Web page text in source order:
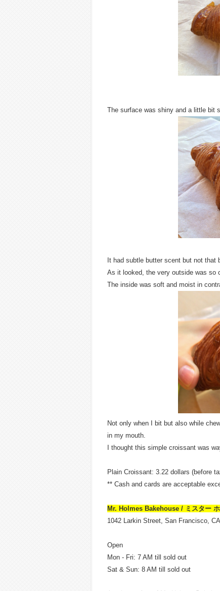
The surface was shiny and a little bit
It had subtle butter scent but not that
As it looked, the very outside was so
The inside was soft and moist in
Not only when I bit but also while
in my mouth.
I thought this simple croissant was
Plain Croissant: 3.22 dollars (before
** Cash and cards are acceptable
Mr. Holmes Bakehouse / ミスター
1042 Larkin Street, San Francisco,
Open
Mon - Fri: 7 AM till sold out
Sat & Sun: 8 AM till sold out